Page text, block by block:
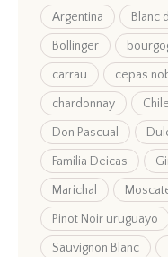
Argentina
Blanc
Bollinger
carrau
cepas
chardonnay
Chile
Don Pascual
Familia Deicas
Marichal
Pinot Noir uruguayo
Sauvignon Blanc